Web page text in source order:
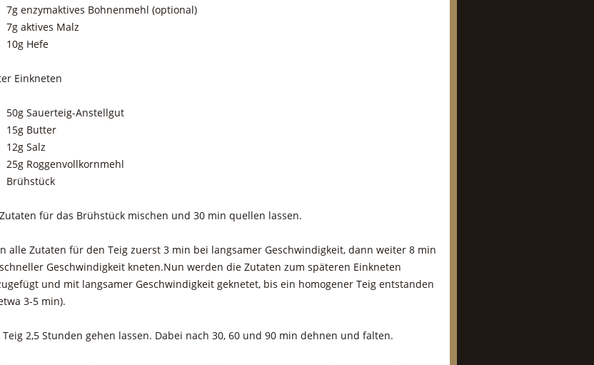
7g enzymaktives Bohnenmehl (optional)
7g aktives Malz
10g Hefe
Einkneten
50g Sauerteig-Anstellgut
15g Butter
12g Salz
25g Roggenvollkornmehl
Brühstück
für das Brühstück mischen und 30 min quellen lassen.
alle Zutaten für den Teig zuerst 3 min bei langsamer Geschwindigkeit, dann weiter 8 min
Geschwindigkeit kneten.Nun werden die Zutaten zum späteren Einkneten
und mit langsamer Geschwindigkeit geknetet, bis ein homogener Teig entstanden
3-5 min).
Teig 2,5 Stunden gehen lassen. Dabei nach 30, 60 und 90 min dehnen und falten.